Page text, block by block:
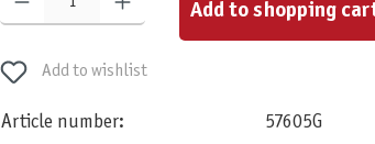
Add to shopping
Add to wishlist
Article number:
57605G